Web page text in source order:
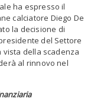
ha espresso il
calciatore Diego De
la decisione di
del Settore
vista della scadenza
al rinnovo nel